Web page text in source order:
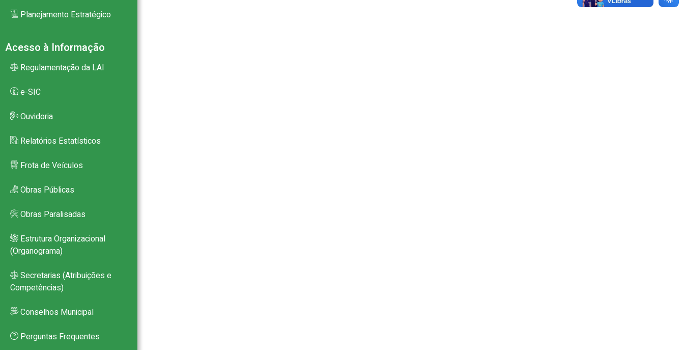
Planejamento Estratégico
Acesso à Informação
Regulamentação da LAI
e-SIC
Ouvidoria
Relatórios Estatísticos
Frota de Veículos
Obras Públicas
Obras Paralisadas
Estrutura Organizacional
(Organograma)
Secretarias (Atribuições e
Competências)
Conselhos Municipal
Perguntas Frequentes